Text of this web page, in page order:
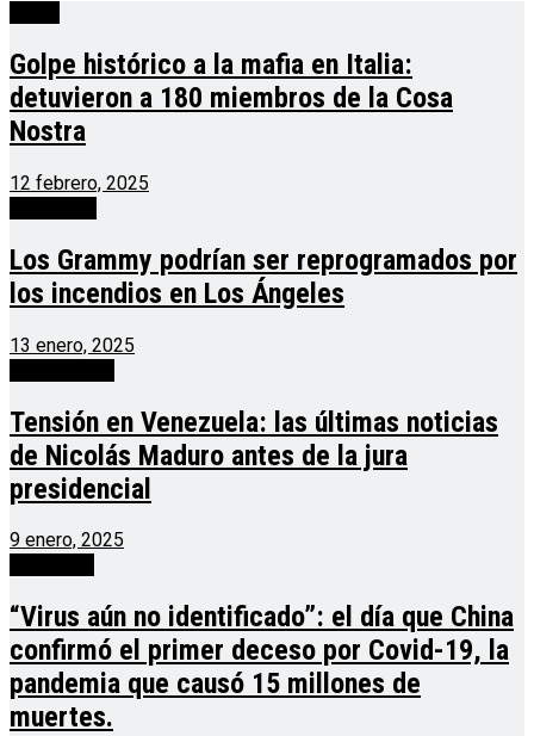
Golpe histórico a la mafia en Italia:
detuvieron a 180 miembros de la Cosa
Nostra
12 febrero, 2025
Los Grammy podrían ser reprogramados por
los incendios en Los Ángeles
13 enero, 2025
Tensión en Venezuela: las últimas noticias
de Nicolás Maduro antes de la jura
presidencial
9 enero, 2025
“Virus aún no identificado”: el día que China
confirmó el primer deceso por Covid-19, la
pandemia que causó 15 millones de
muertes.